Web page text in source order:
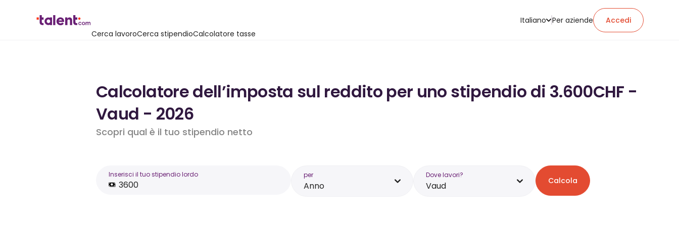
Cerca lavoroCerca stipendioCalcolatore tasse
Italiano Per aziende Accedi
Calcolatore dell’imposta sul reddito per uno stipendio di 3.600CHF -
Vaud - 2026
Scopri qual è il tuo stipendio netto
Inserisci il tuo stipendio lordo per
Anno
Dove lavori?
Vaud Calcola